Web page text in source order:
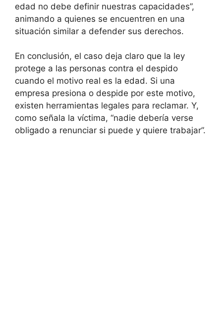
edad no debe definir nuestras capacidades”,
animando a quienes se encuentren en una
situación similar a defender sus derechos.
En conclusión, el caso deja claro que la ley
protege a las personas contra el despido
cuando el motivo real es la edad. Si una
empresa presiona o despide por este motivo,
existen herramientas legales para reclamar. Y,
como señala la víctima, “nadie debería verse
obligado a renunciar si puede y quiere trabajar”.